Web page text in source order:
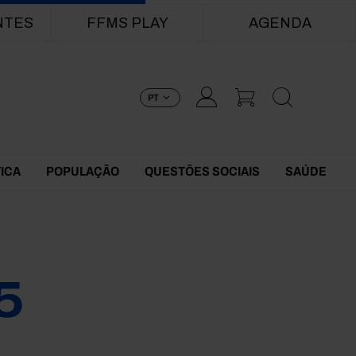
FFMS PLAY AGENDA
PT
POPULAÇÃO QUESTÕES SOCIAIS SAÚDE